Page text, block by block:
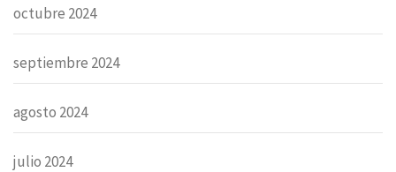
octubre 2024
septiembre 2024
agosto 2024
julio 2024